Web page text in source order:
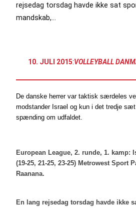
rejsedag torsdag havde ikke sat
mandskab,…
10. JULI 2015:VOLLEYBALL
De danske herrer var taktisk særdeles
modstander Israel og kun i det tredje
spænding om udfaldet.
European League, 2. runde, 1. kamp:
(19-25, 21-25, 23-25) Metrowest Sport
Raanana.
En lang rejsedag torsdag havde ikke